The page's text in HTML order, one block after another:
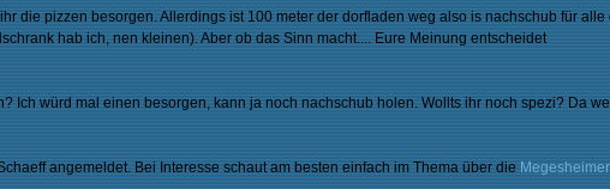
die pizzen besorgen. Allerdings ist 100 meter der dorfladen weg also is nachschub für alle
hab ich, nen kleinen). Aber ob das Sinn macht.... Eure Meinung entscheidet
Ich würd mal einen besorgen, kann ja noch nachschub holen. Wollts ihr noch spezi? Da
angemeldet. Bei Interesse schaut am besten einfach im Thema über die